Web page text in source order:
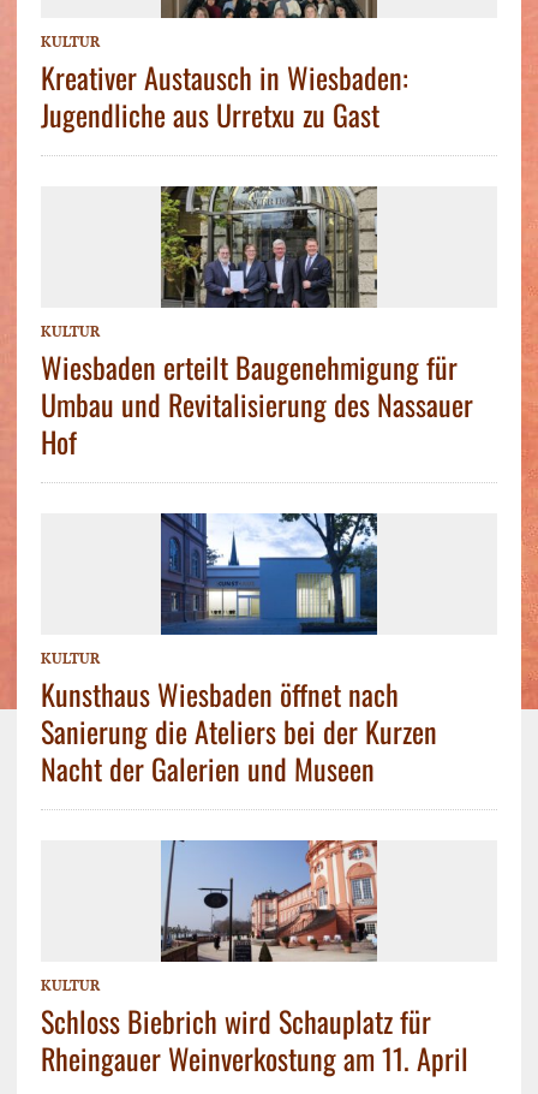
KULTUR
Kreativer Austausch in Wiesbaden:
Jugendliche aus Urretxu zu Gast
KULTUR
Wiesbaden erteilt Baugenehmigung für
Umbau und Revitalisierung des Nassauer
Hof
KULTUR
Kunsthaus Wiesbaden öffnet nach
Sanierung die Ateliers bei der Kurzen
Nacht der Galerien und Museen
KULTUR
Schloss Biebrich wird Schauplatz für
Rheingauer Weinverkostung am 11. April